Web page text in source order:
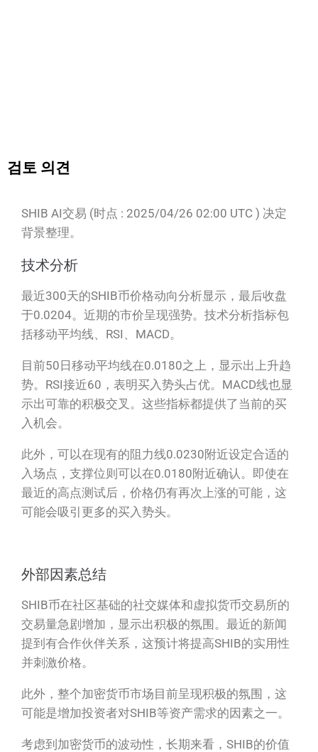
검토 의견
SHIB AI交易 (时点 : 2025/04/26 02:00 UTC ) 决定
背景整理。
技术分析
最近300天的SHIB币价格动向分析显示，最后收盘
于0.0204。近期的市价呈现强势。技术分析指标包
括移动平均线、RSI、MACD。
目前50日移动平均线在0.0180之上，显示出上升趋
势。RSI接近60，表明买入势头占优。MACD线也显
示出可靠的积极交叉。这些指标都提供了当前的买
入机会。
此外，可以在现有的阻力线0.0230附近设定合适的
入场点，支撑位则可以在0.0180附近确认。即使在
最近的高点测试后，价格仍有再次上涨的可能，这
可能会吸引更多的买入势头。
外部因素总结
SHIB币在社区基础的社交媒体和虚拟货币交易所的
交易量急剧增加，显示出积极的氛围。最近的新闻
提到有合作伙伴关系，这预计将提高SHIB的实用性
并刺激价格。
此外，整个加密货币市场目前呈现积极的氛围，这
可能是增加投资者对SHIB等资产需求的因素之一。
考虑到加密货币的波动性，长期来看，SHIB的价值